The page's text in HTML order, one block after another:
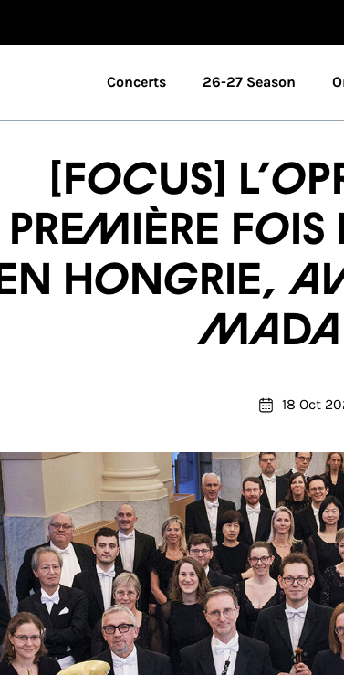
Concerts 26-27 Season
[FOCUS]
première
en Hongrie,
18 Oct